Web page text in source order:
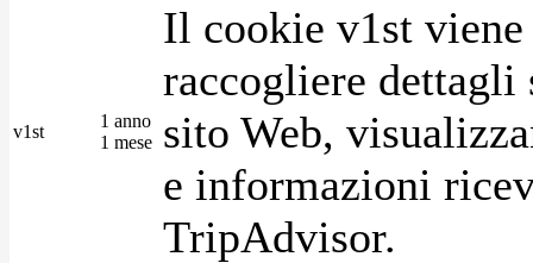
v1st
1 anno
1 mese
Il cookie v1st
raccogliere
sito Web,
e informazioni
TripAdvisor.